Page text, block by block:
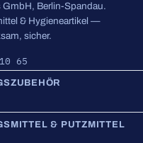
Berlin-Spandau.
& Hygieneartikel —
sicher.
65
& PUTZMITTEL